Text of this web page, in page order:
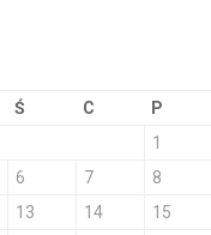
Ś C P
1
6 7 8
13 14 15